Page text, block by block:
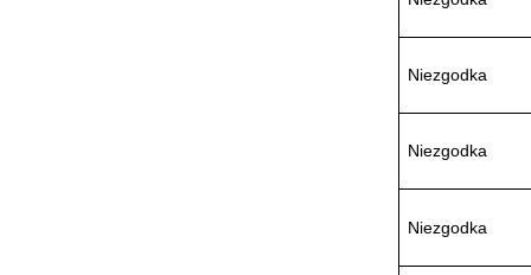
Niezgodka
Niezgodka
Niezgodka